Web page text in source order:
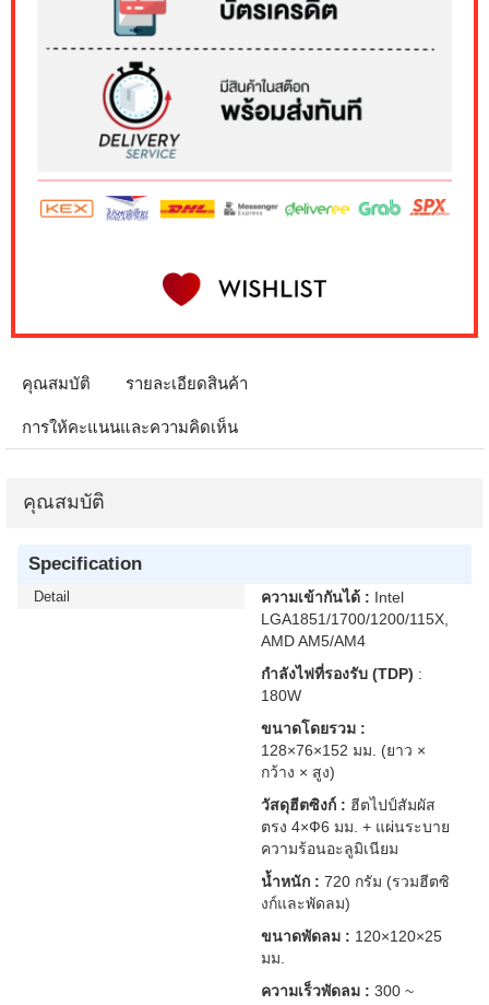
คุณสมบัติ รายละเอียดสินค้า
การให้คะแนนและความคิดเห็น
คุณสมบัติ
Specification
Detail ความเข้ากันได้ : Intel
LGA1851/1700/1200/115X,
AMD AM5/AM4
กำลังไฟที่รองรับ (TDP) :
180W
ขนาดโดยรวม :
128×76×152 มม. (ยาว ×
กว้าง × สูง)
วัสดุฮีตซิงก์ : ฮีตไปป์สัมผัส
ตรง 4×Ф6 มม. + แผ่นระบาย
ความร้อนอะลูมิเนียม
น้ำหนัก : 720 กรัม (รวมฮีตซิ
งก์และพัดลม)
ขนาดพัดลม : 120×120×25
มม.
ความเร็วพัดลม : 300 ~